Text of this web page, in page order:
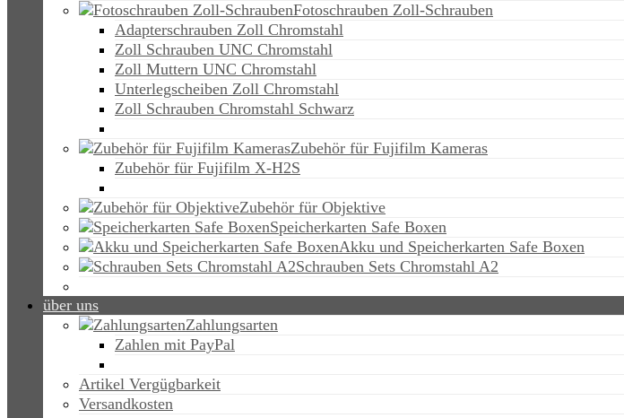
Fotoschrauben Zoll-Schrauben
Adapterschrauben Zoll Chromstahl
Zoll Schrauben UNC Chromstahl
Zoll Muttern UNC Chromstahl
Unterlegscheiben Zoll Chromstahl
Zoll Schrauben Chromstahl Schwarz
Zubehör für Fujifilm Kameras
Zubehör für Fujifilm X-H2S
Zubehör für Objektive
Speicherkarten Safe Boxen
Akku und Speicherkarten Safe Boxen
Schrauben Sets Chromstahl A2
über uns
Zahlungsarten
Zahlen mit PayPal
Artikel Vergügbarkeit
Versandkosten